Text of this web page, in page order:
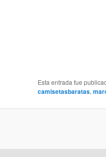
Esta entrada fue
camisetasbaratas,